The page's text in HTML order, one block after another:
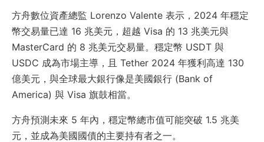
方舟數位資產總監 Lorenzo Valente 表示，2024 年穩定
幣交易量已達 16 兆美元，超越 Visa 的 13 兆美元與
MasterCard 的 8 兆美元交易量。穩定幣 USDT 與
USDC 成為市場主導，且 Tether 2024 年獲利高達 130
億美元，與全球最大銀行像是美國銀行 (Bank of
America) 與 Visa 旗鼓相當。
方舟預測未來 5 年內，穩定幣總市值可能突破 1.5 兆美
元，並成為美國國債的主要持有者之一。